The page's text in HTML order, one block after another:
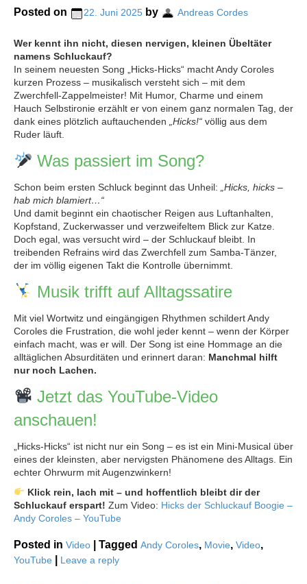
Posted on 22. Juni 2025 by Andreas Cordes
Wer kennt ihn nicht, diesen nervigen, kleinen Übeltäter
namens Schluckauf?
In seinem neuesten Song „Hicks-Hicks“ macht Andy Coroles
kurzen Prozess – musikalisch versteht sich – mit dem
Zwerchfell-Zappelmeister! Mit Humor, Charme und einem
Hauch Selbstironie erzählt er von einem ganz normalen Tag, der
dank eines plötzlich auftauchenden
„Hicks!“ völlig aus dem
Ruder läuft.
Was passiert im Song?
Schon beim ersten Schluck beginnt das Unheil:
„Hicks, hicks –
hab mich blamiert…“
Und damit beginnt ein chaotischer Reigen aus Luftanhalten,
Kopfstand, Zuckerwasser und verzweifeltem Blick zur Katze.
Doch egal, was versucht wird – der Schluckauf bleibt. In
treibenden Refrains wird das Zwerchfell zum Samba-Tänzer,
der im völlig eigenen Takt die Kontrolle übernimmt.
Musik trifft auf Alltagssatire
Mit viel Wortwitz und eingängigen Rhythmen schildert Andy
Coroles die Frustration, die wohl jeder kennt – wenn der Körper
einfach macht, was er will. Der Song ist eine Hommage an die
alltäglichen Absurditäten und erinnert daran: Manchmal hilft
nur noch Lachen.
Jetzt das YouTube-Video
anschauen!
„Hicks-Hicks“ ist nicht nur ein Song – es ist ein Mini-Musical über
eines der kleinsten, aber nervigsten Phänomene des Alltags. Ein
echter Ohrwurm mit Augenzwinkern!
Klick rein, lach mit – und hoffentlich bleibt dir der
Schluckauf erspart! Zum Video: Hicks der Schluckauf Boogie –
Andy Coroles – YouTube
Posted in Video Tagged Andy Coroles, Movie, Video,
YouTube Leave a reply